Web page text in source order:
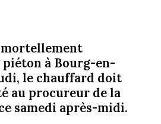
à Bourg-en-
le chauffard doit
au procureur de la
samedi après-midi.